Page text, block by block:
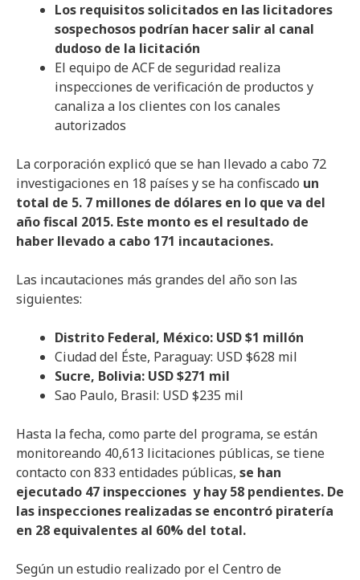
Los requisitos solicitados en las licitadores
sospechosos podrían hacer salir al canal
dudoso de la licitación
El equipo de ACF de seguridad realiza
inspecciones de verificación de productos y
canaliza a los clientes con los canales
autorizados
La corporación explicó que se han llevado a cabo 72
investigaciones en 18 países y se ha confiscado un
total de 5. 7 millones de dólares en lo que va del
año fiscal 2015. Este monto es el resultado de
haber llevado a cabo 171 incautaciones.
Las incautaciones más grandes del año son las
siguientes:
Distrito Federal, México: USD $1 millón
Ciudad del Éste, Paraguay: USD $628 mil
Sucre, Bolivia: USD $271 mil
Sao Paulo, Brasil: USD $235 mil
Hasta la fecha, como parte del programa, se están
monitoreando 40,613 licitaciones públicas, se tiene
contacto con 833 entidades públicas, se han
ejecutado 47 inspecciones y hay 58 pendientes. De
las inspecciones realizadas se encontró piratería
en 28 equivalentes al 60% del total.
Según un estudio realizado por el Centro de